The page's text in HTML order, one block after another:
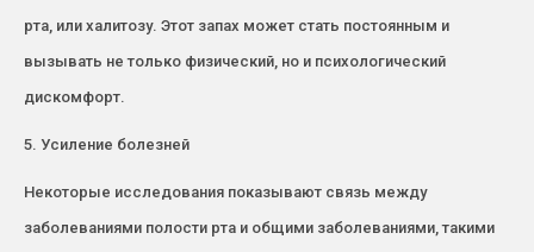
рта, или халитозу. Этот запах может стать постоянным и
вызывать не только физический, но и психологический
дискомфорт.
5. Усиление болезней
Некоторые исследования показывают связь между
заболеваниями полости рта и общими заболеваниями, такими